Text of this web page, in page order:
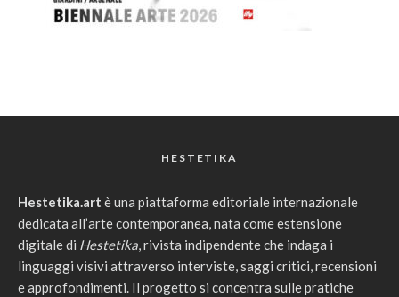
HESTETIKA
Hestetika.art è una piattaforma editoriale internazionale
dedicata all’arte contemporanea, nata come estensione
digitale di Hestetika, rivista indipendente che indaga i
linguaggi visivi attraverso interviste, saggi critici, recensioni
e approfondimenti. Il progetto si concentra sulle pratiche